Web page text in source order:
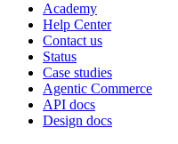
Academy
Help Center
Contact us
Status
Case studies
Agentic Commerce
API docs
Design docs